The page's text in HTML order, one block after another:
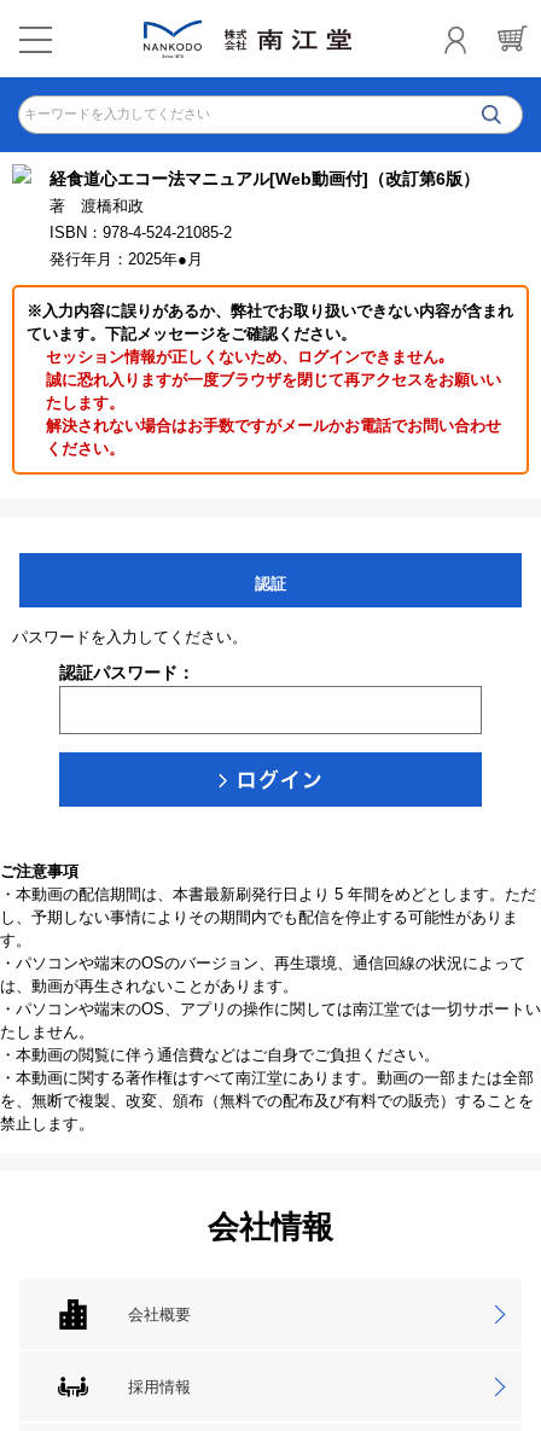
キーワードを入力してください
経食道心エコー法マニュアル[Web動画付]（改訂第6版）
著 渡橋和政
ISBN：978-4-524-21085-2
発行年月：2025年●月
※入力内容に誤りがあるか、弊社でお取り扱いできない内容が含まれ
ています。下記メッセージをご確認ください。
セッション情報が正しくないため、ログインできません｡
誠に恐れ入りますが一度ブラウザを閉じて再アクセスをお願いい
たします。
解決されない場合はお手数ですがメールかお電話でお問い合わせ
ください。
認証
パスワードを入力してください。
認証パスワード：
ご注意事項
・本動画の配信期間は、本書最新刷発行日より 5 年間をめどとします。ただ
し、予期しない事情によりその期間内でも配信を停止する可能性がありま
す。
・パソコンや端末のOSのバージョン、再生環境、通信回線の状況によって
は、動画が再生されないことがあります。
・パソコンや端末のOS、アプリの操作に関しては南江堂では一切サポートい
たしません。
・本動画の閲覧に伴う通信費などはご自身でご負担ください。
・本動画に関する著作権はすべて南江堂にあります。動画の一部または全部
を、無断で複製、改変、頒布（無料での配布及び有料での販売）することを
禁止します。
会社情報
会社概要
採用情報